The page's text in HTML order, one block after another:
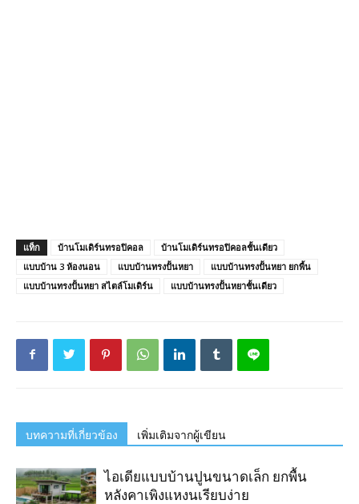
แท็ก บ้านโมเดิร์นทรอปิคอล
บ้านโมเดิร์นทรอปิคอลชั้นเดียว
แบบบ้าน 3 ห้องนอน
แบบบ้านทรงปั้นหยา
แบบบ้านทรงปั้นหยา ยกพื้น
แบบบ้านทรงปั้นหยา สไตล์โมเดิร์น
แบบบ้านทรงปั้นหยาชั้นเดียว
บทความที่เกี่ยวข้อง เพิ่มเติมจากผู้เขียน
ไอเดียแบบบ้านปูนขนาดเล็ก ยกพื้น
หลังคาเพิงแหงนเรียบง่าย